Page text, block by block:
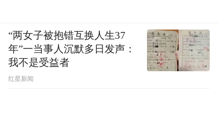
“两女子被抱错互换人生37
年”一当事人沉默多日发声：
我不是受益者
红星新闻